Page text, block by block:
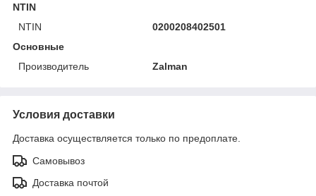
NTIN
NTIN
0200208402501
Основные
Производитель
Zalman
Условия доставки
Доставка осуществляется только по предоплате.
Самовывоз
Доставка почтой